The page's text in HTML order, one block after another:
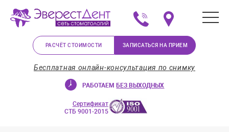
+375 (29) 623-72-37
Мы на карте в
РАСЧЁТ СТОИМОСТИ ЗАПИСАТЬСЯ НА ПРИЕМ
Бесплатная онлайн-консультация по снимку
Сертификат
СТБ 9001-2015
РАБОТАЕМБЕЗ ВЫХОДНЫХ